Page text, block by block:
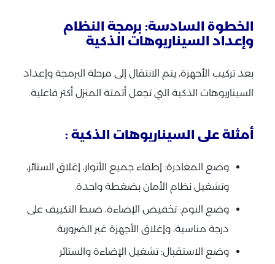
الخطوة السادسة: برمجة النظام
وإعداد السيناريوهات الذكية
بعد تركيب الأجهزة، يتم الانتقال إلى مرحلة البرمجة وإعداد
السيناريوهات الذكية التي تجعل أتمتة المنزل أكثر فاعلية.
أمثلة على السيناريوهات الذكية :
وضع المغادرة: إطفاء جميع الأنوار، إغلاق الستائر،
وتشغيل نظام الأمان بضغطة واحدة.
وضع النوم: تخفيض الإضاءة، ضبط التكييف على
درجة مناسبة، وإغلاق الأجهزة غير الضرورية.
وضع الاستقبال: تشغيل الإضاءة والستائر